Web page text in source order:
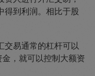
得到利润。相比于股
交易通常的杠杆可以
，就可以控制大额资